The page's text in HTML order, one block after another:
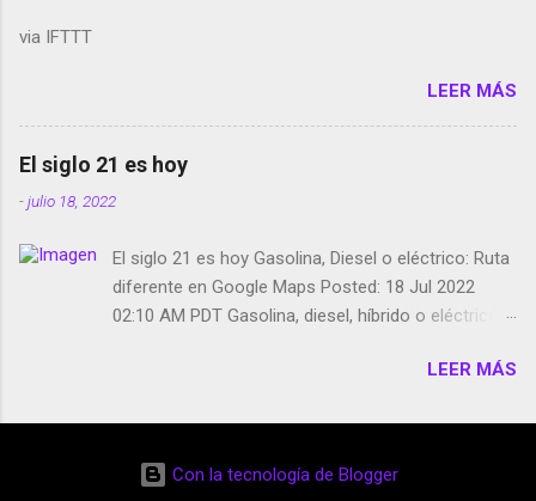
Live Photos en Google Photos Llegando Partimos
Dictados en Android El tamaño y su importancia...
via IFTTT
LEER MÁS
El siglo 21 es hoy
-julio 18, 2022
El siglo 21 es hoy Gasolina, Diesel o eléctrico: Ruta
diferente en Google Maps Posted: 18 Jul 2022
02:10 AM PDT Gasolina, diesel, híbrido o eléctrico:
de esos sentidos es lo que hacen los
desarrolladores de Alphabet, la compañía matriz
de Google; y por el otro lado tenemos el
LEER MÁS
Con la tecnología de Blogger